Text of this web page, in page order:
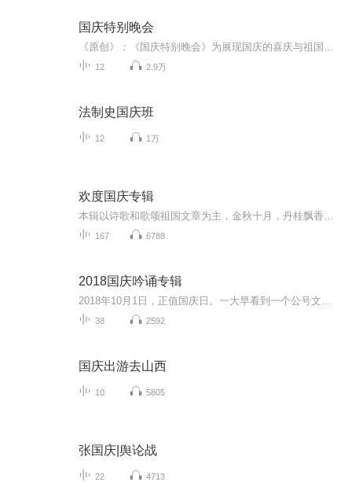
国庆特别晚会
12 2.9万
法制史国庆班
12 1万
欢度国庆专辑
167 6788
2018国庆吟诵专辑
38 2592
国庆出游去山西
10 5805
张国庆|舆论战
22 4713